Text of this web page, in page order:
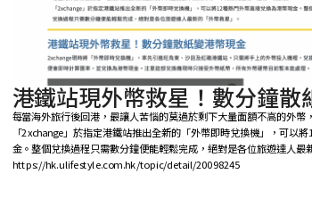
港鐵站現外幣救星！數分鐘散
每當海外旅行後回港，最讓人苦惱的莫過於剩下大量面額不高的外幣
「2xchange」於指定港鐵站推出全新的「外幣即時兌換機」，可以
金。整個兌換過程只需數分鐘便能輕鬆完成，絕對是各位旅遊達人最
https://hk.ulifestyle.com.hk/topic/detail/20098245